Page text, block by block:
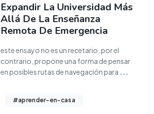
Expandir La Universidad Más
Allá De La Enseñanza
Remota De Emergencia
este ensayo no es un recetario, por el
contrario, propone una forma de pensar
en posibles rutas de navegación para ...
#aprender-en-casa